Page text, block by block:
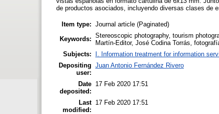
de productos asociados, incluyendo diversas clases de
Item type: Journal article (Paginated)
Keywords: Stereoscopic photography, tourism
Martín-Editor, José Codina Torrás,
Subjects:
I. Information treatment for information
Depositing
user:
Juan Antonio Fernández Rivero
Date
deposited:
17 Feb 2020 17:51
Last
modified:
17 Feb 2020 17:51